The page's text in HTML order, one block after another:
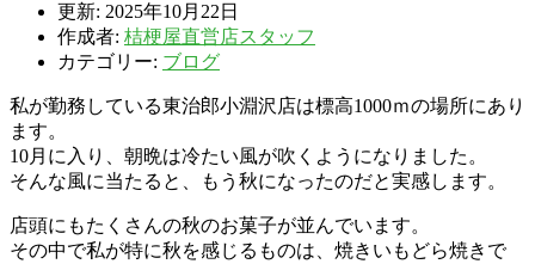
更新: 2025年10月22日
作成者: 桔梗屋直営店スタッフ
カテゴリー: ブログ
私が勤務している東治郎小淵沢店は標高1000ｍの場所にあり
ます。
10月に入り、朝晩は冷たい風が吹くようになりました。
そんな風に当たると、もう秋になったのだと実感します。
店頭にもたくさんの秋のお菓子が並んでいます。
その中で私が特に秋を感じるものは、焼きいもどら焼きで